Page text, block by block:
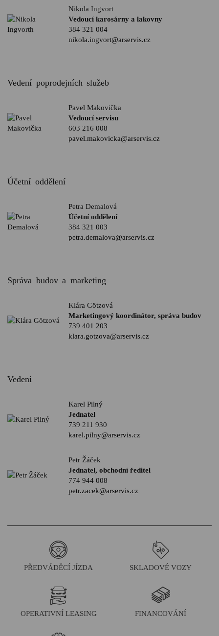
Nikola Ingvort
Vedoucí karosárny a lakovny
384 321 004
nikola.ingvort@arservis.cz
Vedení poprodejních služeb
Pavel Makovička
Vedoucí servisu
603 216 008
pavel.makovicka@arservis.cz
Účetní oddělení
Petra Demalová
Účetní oddělení
384 321 003
petra.demalova@arservis.cz
Správa budov a marketing
Klára Götzová
Marketingový koordinátor, správa budov
739 401 203
klara.gotzova@arservis.cz
Vedení
Karel Pilný
Jednatel
739 211 930
karel.pilny@arservis.cz
Petr Žáček
Jednatel, obchodní ředitel
774 944 008
petr.zacek@arservis.cz
PŘEDVÁDĚCÍ JÍZDA SKLADOVÉ VOZY
OPERATIVNÍ LEASING FINANCOVÁNÍ